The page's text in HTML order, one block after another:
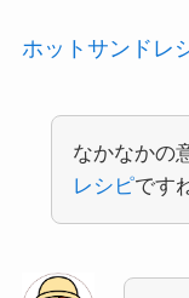
ホットサンドレ
なかなかの
レシピです